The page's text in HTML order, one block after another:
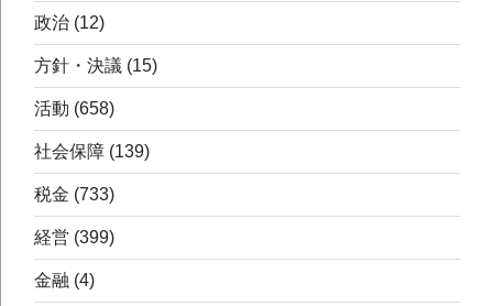
政治 (12)
方針・決議 (15)
活動 (658)
社会保障 (139)
税金 (733)
経営 (399)
金融 (4)